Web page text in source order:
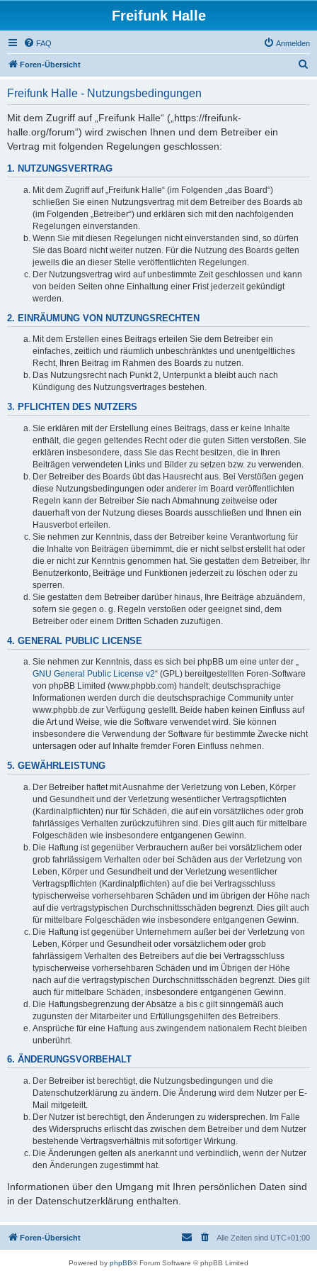
Freifunk Halle
FAQ Anmelden
Foren-Übersicht
Freifunk Halle - Nutzungsbedingungen
Mit dem Zugriff auf „Freifunk Halle“ („https://freifunk-
halle.org/forum“) wird zwischen Ihnen und dem Betreiber ein
Vertrag mit folgenden Regelungen geschlossen:
1. NUTZUNGSVERTRAG
Mit dem Zugriff auf „Freifunk Halle“ (im Folgenden „das Board“)
schließen Sie einen Nutzungsvertrag mit dem Betreiber des Boards ab
(im Folgenden „Betreiber“) und erklären sich mit den nachfolgenden
Regelungen einverstanden.
Wenn Sie mit diesen Regelungen nicht einverstanden sind, so dürfen
Sie das Board nicht weiter nutzen. Für die Nutzung des Boards gelten
jeweils die an dieser Stelle veröffentlichten Regelungen.
Der Nutzungsvertrag wird auf unbestimmte Zeit geschlossen und kann
von beiden Seiten ohne Einhaltung einer Frist jederzeit gekündigt
werden.
2. EINRÄUMUNG VON NUTZUNGSRECHTEN
Mit dem Erstellen eines Beitrags erteilen Sie dem Betreiber ein
einfaches, zeitlich und räumlich unbeschränktes und unentgeltliches
Recht, Ihren Beitrag im Rahmen des Boards zu nutzen.
Das Nutzungsrecht nach Punkt 2, Unterpunkt a bleibt auch nach
Kündigung des Nutzungsvertrages bestehen.
3. PFLICHTEN DES NUTZERS
Sie erklären mit der Erstellung eines Beitrags, dass er keine Inhalte
enthält, die gegen geltendes Recht oder die guten Sitten verstoßen. Sie
erklären insbesondere, dass Sie das Recht besitzen, die in Ihren
Beiträgen verwendeten Links und Bilder zu setzen bzw. zu verwenden.
Der Betreiber des Boards übt das Hausrecht aus. Bei Verstößen gegen
diese Nutzungsbedingungen oder anderer im Board veröffentlichten
Regeln kann der Betreiber Sie nach Abmahnung zeitweise oder
dauerhaft von der Nutzung dieses Boards ausschließen und Ihnen ein
Hausverbot erteilen.
Sie nehmen zur Kenntnis, dass der Betreiber keine Verantwortung für
die Inhalte von Beiträgen übernimmt, die er nicht selbst erstellt hat oder
die er nicht zur Kenntnis genommen hat. Sie gestatten dem Betreiber, Ihr
Benutzerkonto, Beiträge und Funktionen jederzeit zu löschen oder zu
sperren.
Sie gestatten dem Betreiber darüber hinaus, Ihre Beiträge abzuändern,
sofern sie gegen o. g. Regeln verstoßen oder geeignet sind, dem
Betreiber oder einem Dritten Schaden zuzufügen.
4. GENERAL PUBLIC LICENSE
Sie nehmen zur Kenntnis, dass es sich bei phpBB um eine unter der „
GNU General Public License v2“ (GPL) bereitgestellten Foren-Software
von phpBB Limited (www.phpbb.com) handelt; deutschsprachige
Informationen werden durch die deutschsprachige Community unter
www.phpbb.de zur Verfügung gestellt. Beide haben keinen Einfluss auf
die Art und Weise, wie die Software verwendet wird. Sie können
insbesondere die Verwendung der Software für bestimmte Zwecke nicht
untersagen oder auf Inhalte fremder Foren Einfluss nehmen.
5. GEWÄHRLEISTUNG
Der Betreiber haftet mit Ausnahme der Verletzung von Leben, Körper
und Gesundheit und der Verletzung wesentlicher Vertragspflichten
(Kardinalpflichten) nur für Schäden, die auf ein vorsätzliches oder grob
fahrlässiges Verhalten zurückzuführen sind. Dies gilt auch für mittelbare
Folgeschäden wie insbesondere entgangenen Gewinn.
Die Haftung ist gegenüber Verbrauchern außer bei vorsätzlichem oder
grob fahrlässigem Verhalten oder bei Schäden aus der Verletzung von
Leben, Körper und Gesundheit und der Verletzung wesentlicher
Vertragspflichten (Kardinalpflichten) auf die bei Vertragsschluss
typischerweise vorhersehbaren Schäden und im übrigen der Höhe nach
auf die vertragstypischen Durchschnittsschäden begrenzt. Dies gilt auch
für mittelbare Folgeschäden wie insbesondere entgangenen Gewinn.
Die Haftung ist gegenüber Unternehmern außer bei der Verletzung von
Leben, Körper und Gesundheit oder vorsätzlichem oder grob
fahrlässigem Verhalten des Betreibers auf die bei Vertragsschluss
typischerweise vorhersehbaren Schäden und im Übrigen der Höhe
nach auf die vertragstypischen Durchschnittsschäden begrenzt. Dies gilt
auch für mittelbare Schäden, insbesondere entgangenen Gewinn.
Die Haftungsbegrenzung der Absätze a bis c gilt sinngemäß auch
zugunsten der Mitarbeiter und Erfüllungsgehilfen des Betreibers.
Ansprüche für eine Haftung aus zwingendem nationalem Recht bleiben
unberührt.
6. ÄNDERUNGSVORBEHALT
Der Betreiber ist berechtigt, die Nutzungsbedingungen und die
Datenschutzerklärung zu ändern. Die Änderung wird dem Nutzer per E-
Mail mitgeteilt.
Der Nutzer ist berechtigt, den Änderungen zu widersprechen. Im Falle
des Widerspruchs erlischt das zwischen dem Betreiber und dem Nutzer
bestehende Vertragsverhältnis mit sofortiger Wirkung.
Die Änderungen gelten als anerkannt und verbindlich, wenn der Nutzer
den Änderungen zugestimmt hat.
Informationen über den Umgang mit Ihren persönlichen Daten sind
in der Datenschutzerklärung enthalten.
Foren-Übersicht Alle Zeiten sind UTC+01:00
Powered by phpBB® Forum Software © phpBB Limited